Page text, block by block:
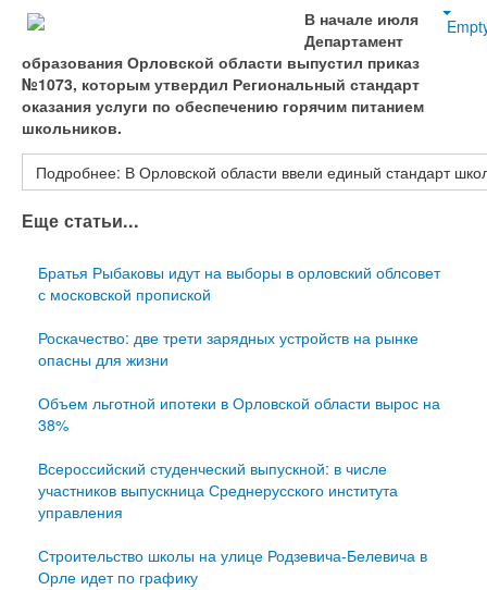
В начале июля
Департамент
образования Орловской области выпустил приказ
№1073, которым утвердил Региональный стандарт
оказания услуги по обеспечению горячим питанием
школьников.
Подробнее: В Орловской области ввели единый стандарт
Еще статьи...
Братья Рыбаковы идут на выборы в орловский облсовет
с московской пропиской
Роскачество: две трети зарядных устройств на рынке
опасны для жизни
Объем льготной ипотеки в Орловской области вырос на
38%
Всероссийский студенческий выпускной: в числе
участников выпускница Среднерусского института
управления
Строительство школы на улице Родзевича‑Белевича в
Орле идет по графику